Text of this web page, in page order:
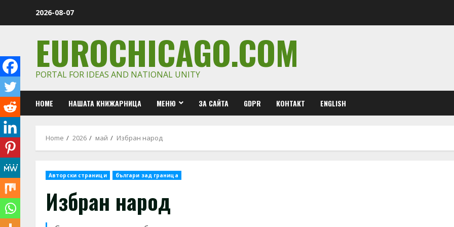
2026-08-07
EUROCHICAGO.COM
PORTAL FOR IDEAS AND NATIONAL UNITY
HOME НАШАТА КНИЖАРНИЦА МЕНЮ ЗА САЙТА GDPR КОНТАКТ ENGLISH
Home 2026 май Избран народ
Авторски страници българи зад граница
Избран народ